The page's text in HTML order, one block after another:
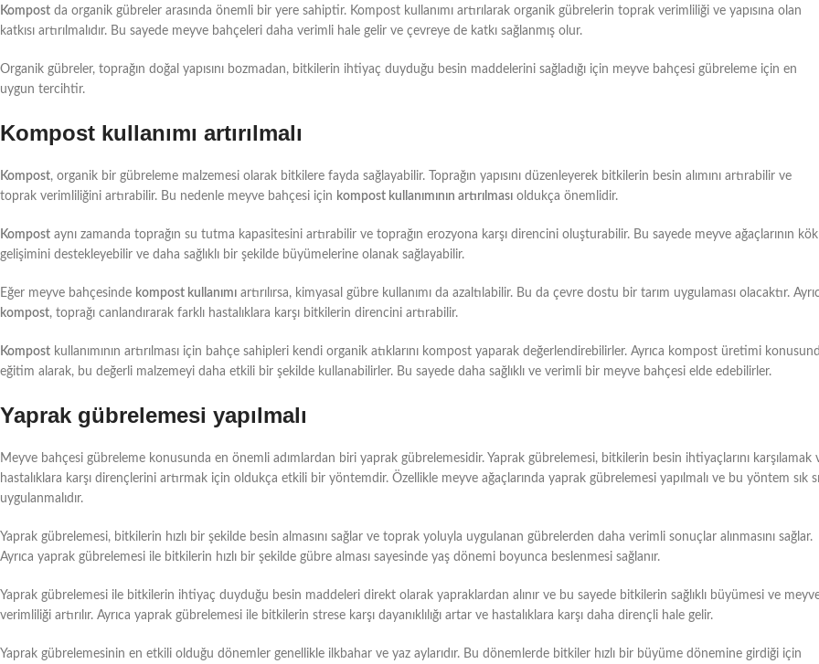
Kompost da organik gübreler arasında önemli bir yere sahiptir. Kompost kullanımı artırılarak organik gübrelerin toprak verimliliği ve yapısına olan
katkısı artırılmalıdır. Bu sayede meyve bahçeleri daha verimli hale gelir ve çevreye de katkı sağlanmış olur.
Organik gübreler, toprağın doğal yapısını bozmadan, bitkilerin ihtiyaç duyduğu besin maddelerini sağladığı için meyve bahçesi gübreleme için en
uygun tercihtir.
Kompost kullanımı artırılmalı
Kompost, organik bir gübreleme malzemesi olarak bitkilere fayda sağlayabilir. Toprağın yapısını düzenleyerek bitkilerin besin alımını artırabilir ve
toprak verimliliğini artırabilir. Bu nedenle meyve bahçesi için kompost kullanımının artırılması oldukça önemlidir.
Kompost aynı zamanda toprağın su tutma kapasitesini artırabilir ve toprağın erozyona karşı direncini oluşturabilir. Bu sayede meyve ağaçlarının kök
gelişimini destekleyebilir ve daha sağlıklı bir şekilde büyümelerine olanak sağlayabilir.
Eğer meyve bahçesinde kompost kullanımı artırılırsa, kimyasal gübre kullanımı da azaltılabilir. Bu da çevre dostu bir tarım uygulaması olacaktır.
kompost, toprağı canlandırarak farklı hastalıklara karşı bitkilerin direncini artırabilir.
Kompost kullanımının artırılması için bahçe sahipleri kendi organik atıklarını kompost yaparak değerlendirebilirler. Ayrıca kompost üretimi
eğitim alarak, bu değerli malzemeyi daha etkili bir şekilde kullanabilirler. Bu sayede daha sağlıklı ve verimli bir meyve bahçesi elde edebilirler.
Yaprak gübrelemesi yapılmalı
Meyve bahçesi gübreleme konusunda en önemli adımlardan biri yaprak gübrelemesidir. Yaprak gübrelemesi, bitkilerin besin ihtiyaçlarını karşılamak
hastalıklara karşı dirençlerini artırmak için oldukça etkili bir yöntemdir. Özellikle meyve ağaçlarında yaprak gübrelemesi yapılmalı ve bu yöntem sık
uygulanmalıdır.
Yaprak gübrelemesi, bitkilerin hızlı bir şekilde besin almasını sağlar ve toprak yoluyla uygulanan gübrelerden daha verimli sonuçlar alınmasını sağlar.
Ayrıca yaprak gübrelemesi ile bitkilerin hızlı bir şekilde gübre alması sayesinde yaş dönemi boyunca beslenmesi sağlanır.
Yaprak gübrelemesi ile bitkilerin ihtiyaç duyduğu besin maddeleri direkt olarak yapraklardan alınır ve bu sayede bitkilerin sağlıklı büyümesi ve
verimliliği artırılır. Ayrıca yaprak gübrelemesi ile bitkilerin strese karşı dayanıklılığı artar ve hastalıklara karşı daha dirençli hale gelir.
Yaprak gübrelemesinin en etkili olduğu dönemler genellikle ilkbahar ve yaz aylarıdır. Bu dönemlerde bitkiler hızlı bir büyüme dönemine girdiği için